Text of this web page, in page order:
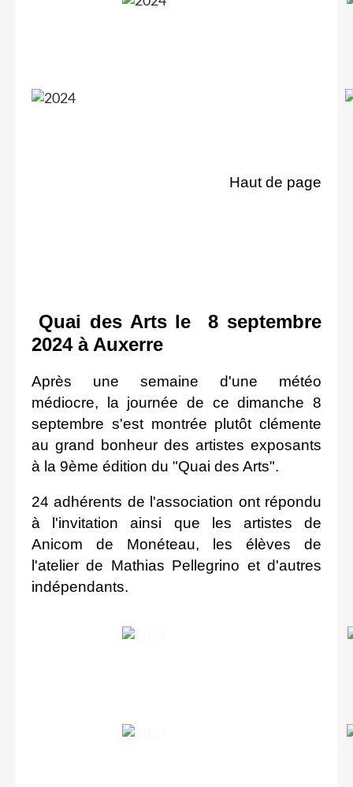
Haut de page
Quai des Arts le
8 septembre
2024 à Auxerre
Après une semaine d'une météo
médiocre, la journée de ce dimanche 8
septembre s'est montrée plutôt clémente
au grand bonheur des artistes exposants
à la 9ème édition du "Quai des Arts".
24 adhérents de l'association ont répondu
à l'invitation ainsi que les artistes de
Anicom de Monéteau, les élèves de
l'atelier de Mathias Pellegrino et d'autres
indépendants.